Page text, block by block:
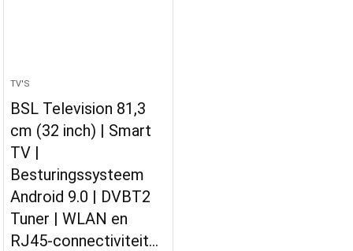
TV'S
BSL Television 81,3
cm (32 inch) | Smart
TV |
Besturingssysteem
Android 9.0 | DVBT2
Tuner | WLAN en
RJ45-connectiviteit…